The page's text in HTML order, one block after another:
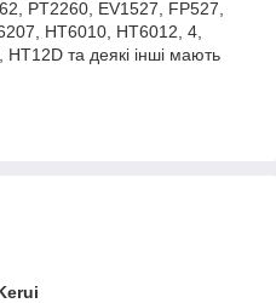
PT2260, EV1527, FP527,
HT6010, HT6012, 4,
та деякі інші мають